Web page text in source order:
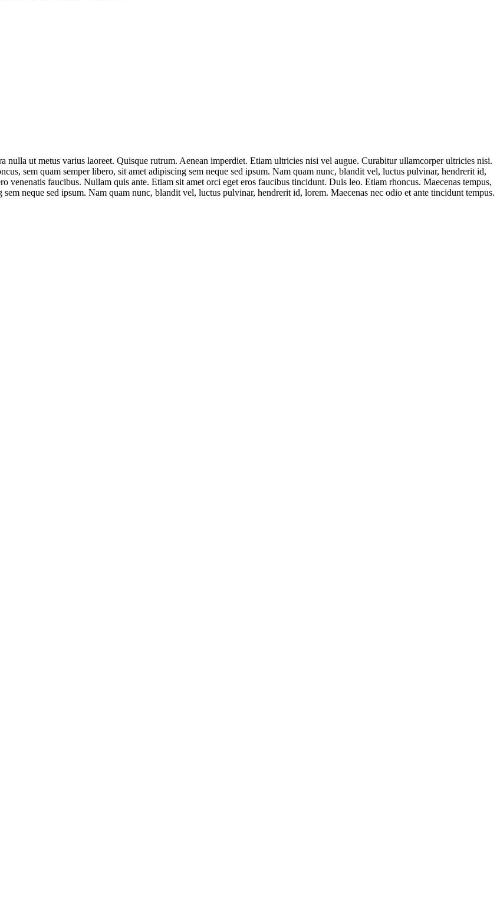
ut metus varius laoreet. Quisque rutrum. Aenean imperdiet. Etiam ultricies nisi vel augue. Curabitur ullamcorper ultricies nisi.
sem quam semper libero, sit amet adipiscing sem neque sed ipsum. Nam quam nunc, blandit vel, luctus pulvinar, hendrerit id,
venenatis faucibus. Nullam quis ante. Etiam sit amet orci eget eros faucibus tincidunt. Duis leo. Etiam rhoncus. Maecenas tempus,
neque sed ipsum. Nam quam nunc, blandit vel, luctus pulvinar, hendrerit id, lorem. Maecenas nec odio et ante tincidunt tempus.